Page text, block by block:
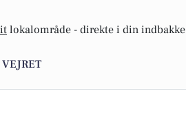
lokalområde - direkte i din indbakke
VEJRET